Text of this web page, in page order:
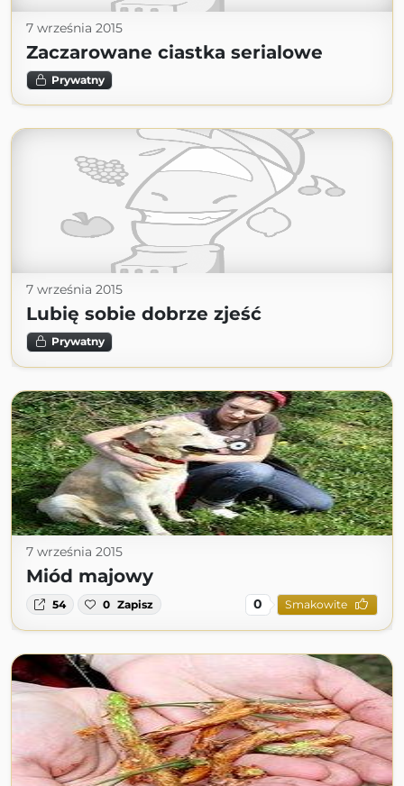
7 września 2015
Zaczarowane ciastka serialowe
Prywatny
7 września 2015
Lubię sobie dobrze zjeść
Prywatny
7 września 2015
Miód majowy
54 0 Zapisz 0 Smakowite